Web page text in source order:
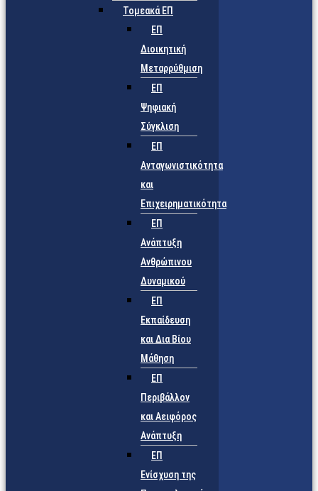
Τομεακά ΕΠ
ΕΠ
Διοικητική
Μεταρρύθμιση
ΕΠ
Ψηφιακή
Σύγκλιση
ΕΠ
Ανταγωνιστικότητα
και
Επιχειρηματικότητα
ΕΠ
Ανάπτυξη
Ανθρώπινου
Δυναμικού
ΕΠ
Εκπαίδευση
και Δια Βίου
Μάθηση
ΕΠ
Περιβάλλον
και Αειφόρος
Ανάπτυξη
ΕΠ
Ενίσχυση της